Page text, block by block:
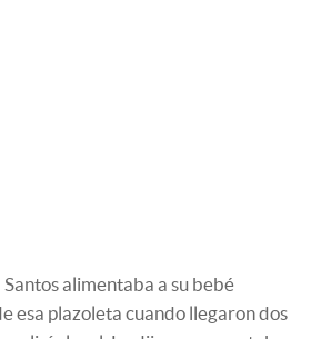
alimentaba a su bebé
esa plazoleta cuando llegaron dos